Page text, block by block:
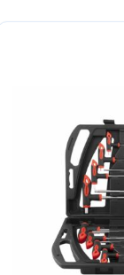
mogelijk met de